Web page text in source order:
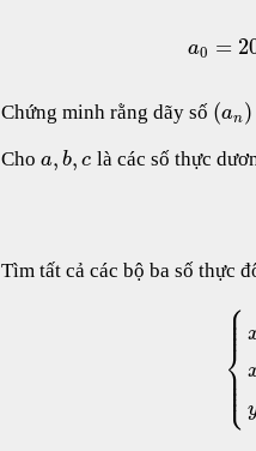
a0 =
Chứng minh rằng dãy số (an)
Cho a, b, c là các số thực
Tìm tất cả các bộ ba số thực
⎧
⎩
⎨
⎪
⎪
⎪
⎪
⎪
⎪⎪⎪